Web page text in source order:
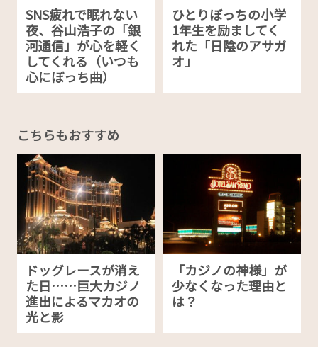
SNS疲れで眠れない
夜、谷山浩子の「銀
河通信」が心を軽く
してくれる（いつも
心にぼっち曲）
ひとりぼっちの小学
1年生を励ましてく
れた「日陰のアサガ
オ」
こちらもおすすめ
ドッグレースが消え
た日……巨大カジノ
進出によるマカオの
光と影
「カジノの神様」が
少なくなった理由と
は？